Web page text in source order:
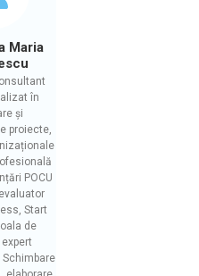
Maria
în
și
proiecte,
POCU
Start
de
Schimbare